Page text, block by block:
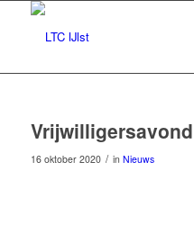
16 oktober 2020 / in Nieuws